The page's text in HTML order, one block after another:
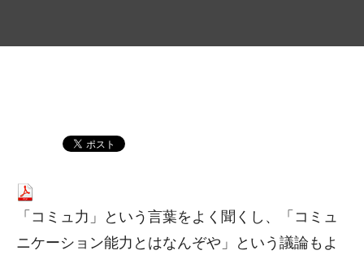
「コミュ力」という言葉をよく聞くし、「コミュ
ニケーション能力とはなんぞや」という議論もよ